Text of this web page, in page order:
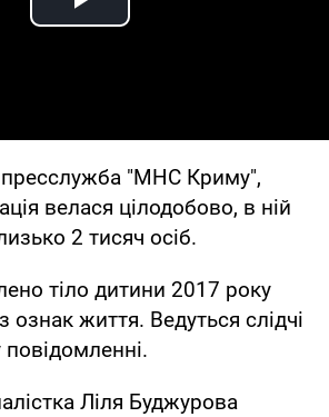
Play Video
"МНС Криму",
велася цілодобово, в ній
2 тисяч осіб.
тіло дитини 2017 року
життя. Ведуться слідчі
повідомленні.
Ліля Буджурова